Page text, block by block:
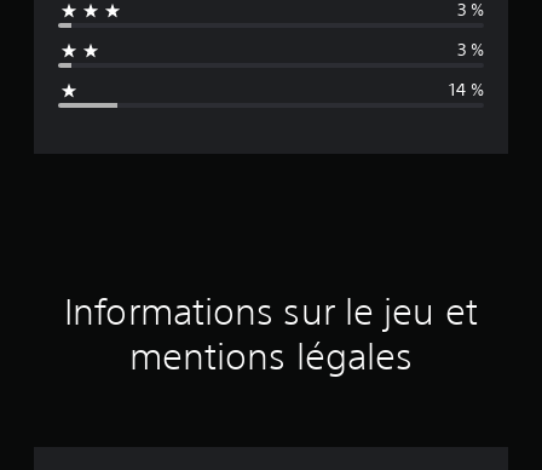
n
n
d
a
s
3 %
3 %
14 %
Informations sur le jeu et
mentions légales